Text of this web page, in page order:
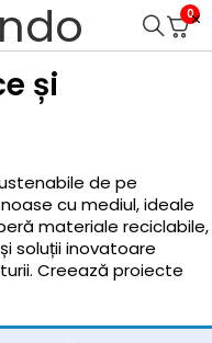
0
și
de pe
cu mediul, ideale
materiale reciclabile,
soluții inovatoare
Creează proiecte